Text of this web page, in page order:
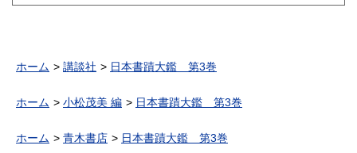
ホーム 講談社 日本書蹟大鑑 第3巻
ホーム 小松茂美 編 日本書蹟大鑑 第3巻
ホーム 青木書店 日本書蹟大鑑 第3巻